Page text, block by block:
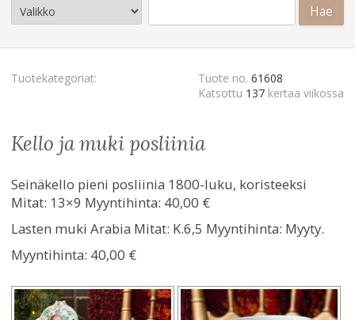
Tuotekategoriat: Tuote no. 61608
Katsottu 137 kertaa viikossa
kello ja muki posliinia
Seinäkello pieni posliinia 1800-luku, koristeeksi
Mitat: 13×9 Myyntihinta: 40,00 €
Lasten muki Arabia Mitat: K.6,5 Myyntihinta: Myyty.
Myyntihinta: 40,00 €